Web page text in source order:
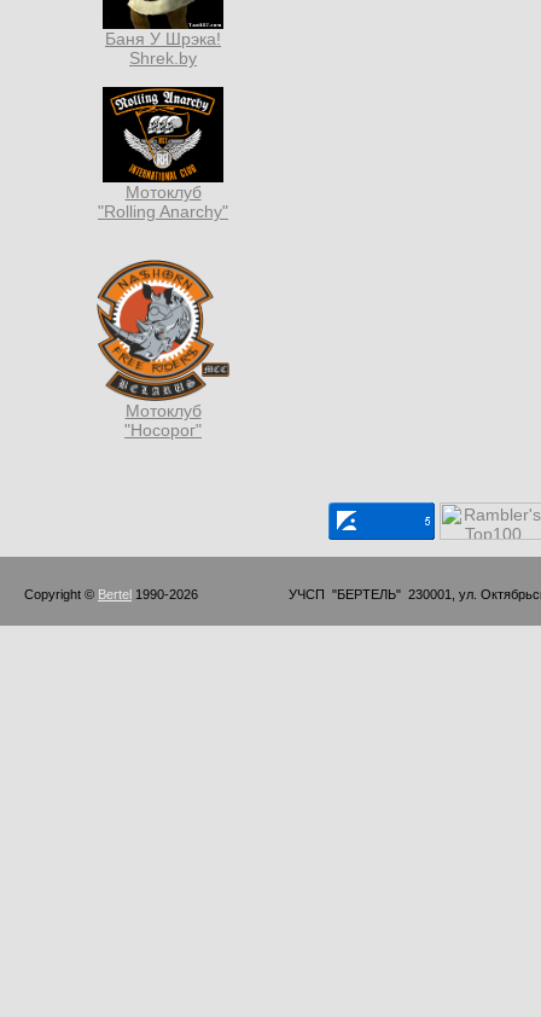
Баня У Шрэка!
Shrek.by
Мотоклуб
"Rolling Anarchy"
Мотоклуб
"Носорог"
Copyright © Bertel 1990-2026                         УЧСП  "БЕРТЕЛЬ"  230001, ул.